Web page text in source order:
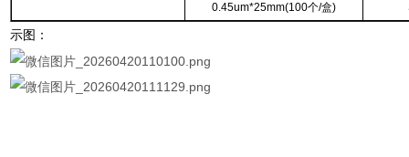
0.45um*25mm(100个/盒)
示图：